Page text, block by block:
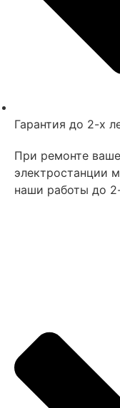
Гарантия до 2-х
При ремонте
электростанции
наши работы до